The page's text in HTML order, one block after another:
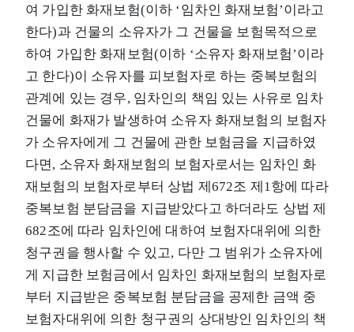
여 가입한 화재보험(이하 ‘임차인 화재보험’이라고
한다)과 건물의 소유자가 그 건물을 보험목적으로
하여 가입한 화재보험(이하 ‘소유자 화재보험’이라
고 한다)이 소유자를 피보험자로 하는 중복보험의
관계에 있는 경우, 임차인의 책임 있는 사유로 임차
건물에 화재가 발생하여 소유자 화재보험의 보험자
가 소유자에게 그 건물에 관한 보험금을 지급하였
다면, 소유자 화재보험의 보험자로서는 임차인 화
재보험의 보험자로부터 상법 제672조 제1항에 따라
중복보험 분담금을 지급받았다고 하더라도 상법 제
682조에 따라 임차인에 대하여 보험자대위에 의한
청구권을 행사할 수 있고, 다만 그 범위가 소유자에
게 지급한 보험금에서 임차인 화재보험의 보험자로
부터 지급받은 중복보험 분담금을 공제한 금액 중
보험자대위에 의한 청구권의 상대방인 임차인의 책